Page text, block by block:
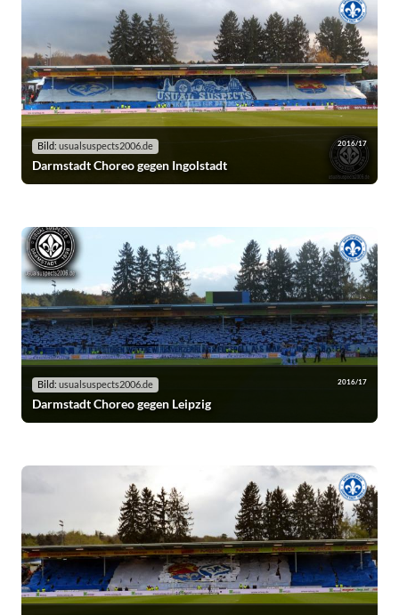
Bild: usualsuspects2006.de 2016/17
Darmstadt Choreo gegen Ingolstadt
Bild: usualsuspects2006.de 2016/17
Darmstadt Choreo gegen Leipzig